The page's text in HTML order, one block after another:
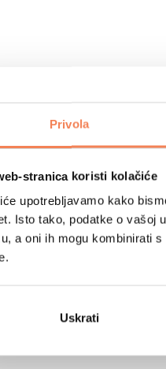
Privola
stranica koristi kolačiće
upotrebljavamo kako
Isto tako, podatke o vašoj
a oni ih mogu kombinirati
Uskrati
proteini
proteini